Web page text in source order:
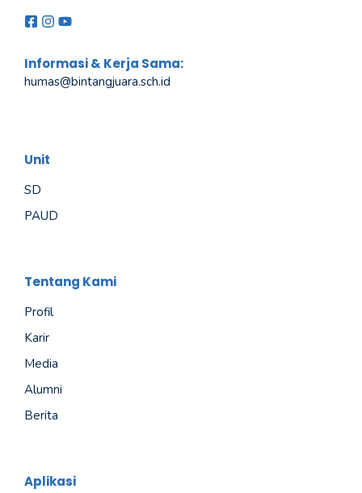
Informasi & Kerja Sama:
humas@bintangjuara.sch.id
Unit
SD
PAUD
Tentang Kami
Profil
Karir
Media
Alumni
Berita
Aplikasi